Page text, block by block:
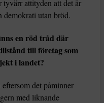
tyvärr attityden att det är
demokrati utan bröd.
en röd tråd där
till företag som
i landet?
det påminner
med liknande